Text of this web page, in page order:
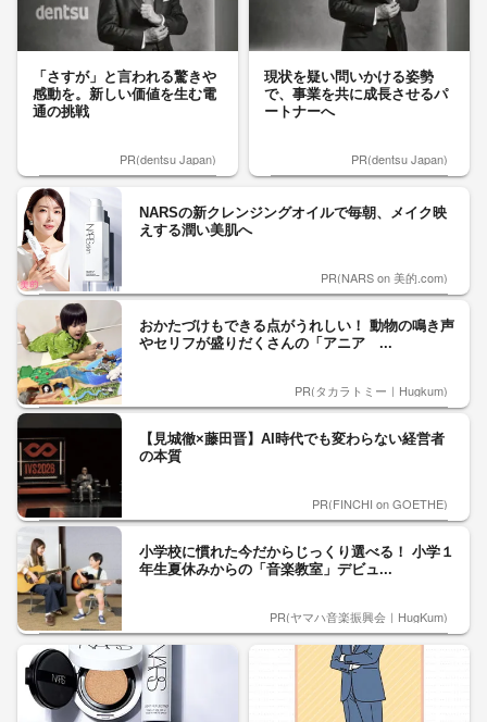
「さすが」と言われる驚きや
感動を。新しい価値を生む電
通の挑戦
PR(dentsu Japan)
現状を疑い問いかける姿勢
で、事業を共に成長させるパ
ートナーへ
PR(dentsu Japan)
NARSの新クレンジングオイルで毎朝、メイク映
えする潤い美肌へ
PR(NARS on 美的.com)
おかたづけもできる点がうれしい！ 動物の鳴き声
やセリフが盛りだくさんの「アニア ...
PR(タカラトミー｜Hugkum)
【見城徹×藤田晋】AI時代でも変わらない経営者
の本質
PR(FINCHI on GOETHE)
小学校に慣れた今だからじっくり選べる！ 小学１
年生夏休みからの「音楽教室」デビュ...
PR(ヤマハ音楽振興会｜HugKum)